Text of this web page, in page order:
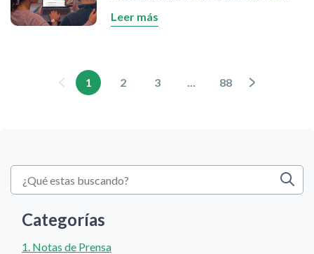
de contingencia, las remesas se
Banesco garantiza el servicio con la
Leer más
1 2 3 ... 88
Categorías
1. Notas de Prensa